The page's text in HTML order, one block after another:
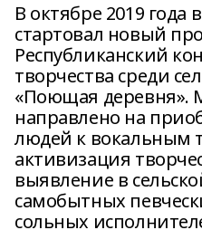
В октябре 2019 года
стартовал новый
Республиканский
творчества среди
«Поющая деревня».
направлено на
людей к вокальным
активизация
выявление в
самобытных
сольных